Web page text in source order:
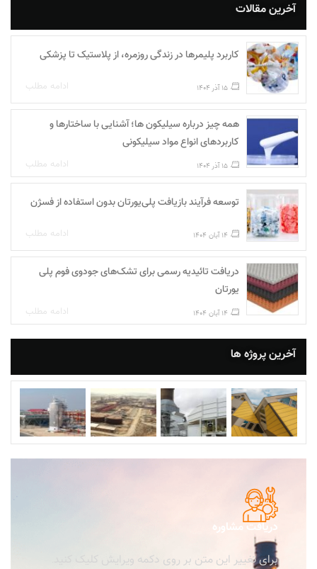
آخرین مقالات
کاربرد پلیمرها در زندگی روزمره، از پلاستیک تا پزشکی
15 آذر 1404 ادامه مطلب
همه چیز درباره سیلیکون ها؛ آشنایی با ساختارها و
کاربردهای انواع مواد سیلیکونی
15 آذر 1404 ادامه مطلب
توسعه فرآیند بازیافت پلی‌یورتان بدون استفاده از فسژن
14 آبان 1404 ادامه مطلب
دریافت تائیدیه رسمی برای تشک‌های جودوی فوم پلی‌
یورتان
14 آبان 1404 ادامه مطلب
آخرین پروژه ها
دریافت مشاوره
برای تغییر این متن بر روی دکمه ویرایش کلیک کنید.